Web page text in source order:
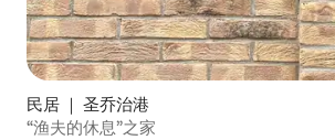
民居 ｜ 圣乔治港
“渔夫的休息”之家